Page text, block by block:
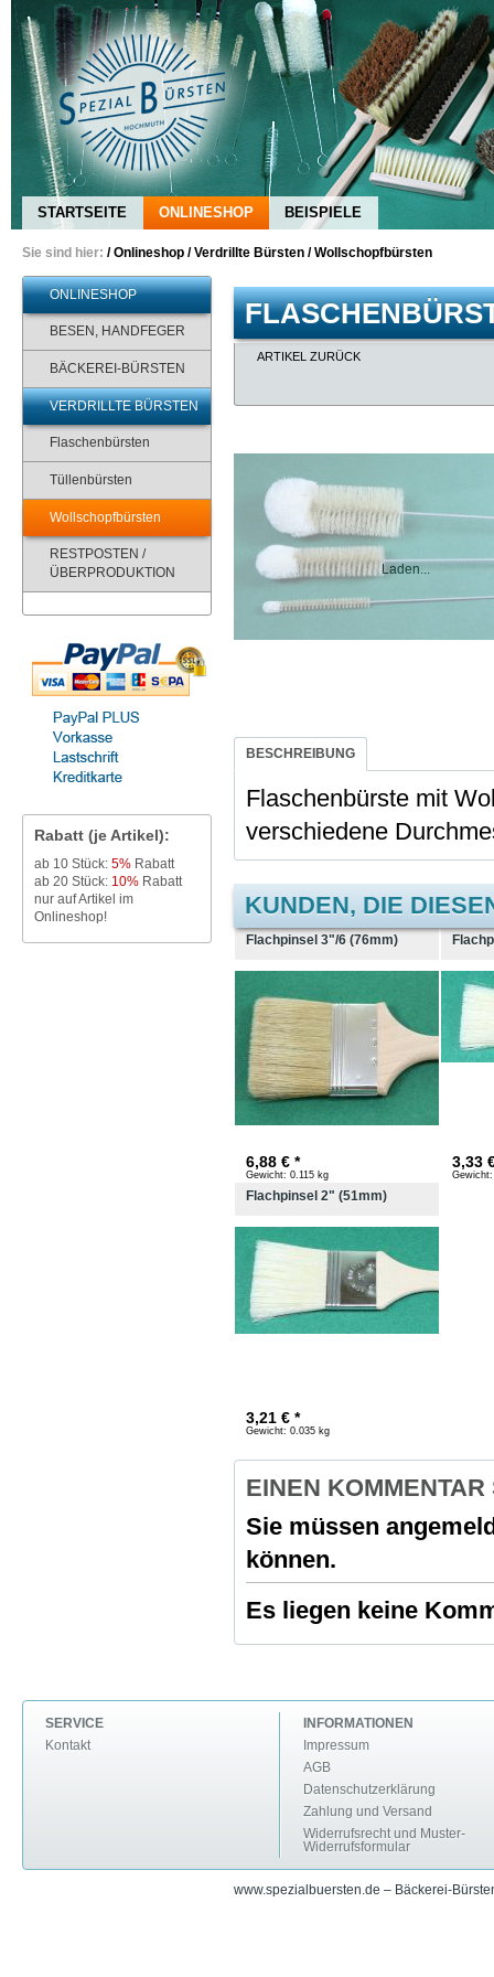
STARTSEITE ONLINESHOP BEISPIELE
Sie sind hier: /Onlineshop /Verdrillte Bürsten /Wollschopfbürsten
ONLINESHOP
BESEN, HANDFEGER
BÄCKEREI-BÜRSTEN
VERDRILLTE BÜRSTEN
Flaschenbürsten
Tüllenbürsten
Wollschopfbürsten
RESTPOSTEN /
ÜBERPRODUKTION
Rabatt (je Artikel):
ab 10 Stück: 5% Rabatt
ab 20 Stück: 10% Rabatt
nur auf Artikel im
Onlineshop!
ARTIKEL ZURÜCK
Laden...
BESCHREIBUNG
Flaschenbürste mit
verschiedene
KUNDEN, DIE
Flachpinsel 3"/6 (76mm)
6,88 € *
Gewicht: 0.115 kg
3,33
Gewicht:
Flachpinsel 2" (51mm)
3,21 € *
Gewicht: 0.035 kg
EINEN
Sie müssen
können.
Es liegen keine
SERVICE
Kontakt
INFORMATIONEN
Impressum
AGB
Datenschutzerklärung
Zahlung und Versand
Widerrufsrecht und Muster-
Widerrufsformular
www.spezialbuersten.de – Bäckerei-